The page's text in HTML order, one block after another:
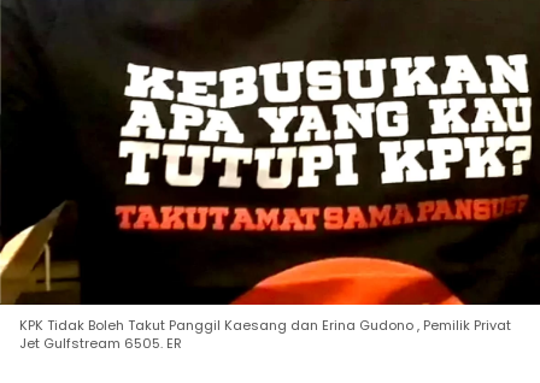
KPK Tidak Boleh Takut Panggil Kaesang dan Erina Gudono , Pemilik Privat
Jet Gulfstream 6505. ER